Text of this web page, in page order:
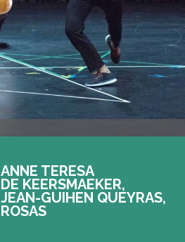
ANNE TE­RE­SA
DE KEERS­MA­EKER,
JEAN-GUI­HEN QUEY­RAS,
ROSAS